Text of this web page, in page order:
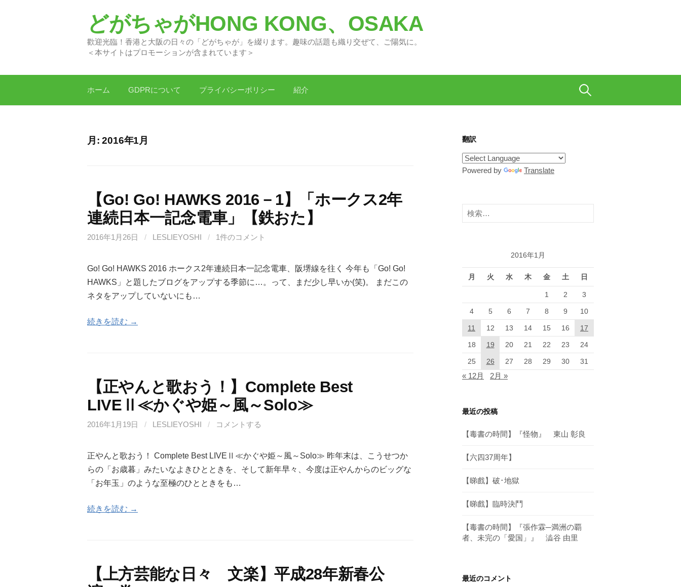
へ
どがちゃがHONG KONG、OSAKA
歡迎光臨！香港と大阪の日々の「どがちゃが」を綴ります。趣味の話題も織り交ぜて、ご陽気に。
＜本サイトはプロモーションが含まれています＞
ホーム GDPRについて プライバシーポリシー 紹介 検
月:2016年1月
【Go! Go! HAWKS 2016－1】「ホークス2年
連続日本一記念電車」【鉄おた】
2016年1月26日 / LESLIEYOSHI / 1件のコメント
Go! Go! HAWKS 2016 ホークス2年連続日本一記念電車、阪堺線を往く 今年も「Go! Go!
HAWKS」と題したブログをアップする季節に…。って、まだ少し早いか(笑)。 まだこの
ネタをアップしていないにも…
続きを読む →
【正やんと歌おう！】Complete Best
LIVEⅡ≪かぐや姫～風～Solo≫
2016年1月19日 / LESLIEYOSHI / コメントする
正やんと歌おう！ Complete Best LIVEⅡ≪かぐや姫～風～Solo≫ 昨年末は、こうせつか
らの「お歳暮」みたいなよきひとときを、そして新年早々、今度は正やんからのビッグな
「お年玉」のような至極のひとときをも…
続きを読む →
【上方芸能な日々 文楽】平成28年新春公
翻訳
Powered by Translate
検
索:
2016年1月
月 火 水 木 金 土 日
1 2 3
4 5 6 7 8 9 10
11 12 13 14 15 16 17
18 19 20 21 22 23 24
25 26 27 28 29 30 31
« 12月 2月 »
最近の投稿
【毒書の時間】『怪物』 東山 彰良
【六四37周年】
【睇戲】破･地獄
【睇戲】臨時決鬥
【毒書の時間】『張作霖─満洲の覇
者、未完の「愛国」』 澁谷 由里
最近のコメント